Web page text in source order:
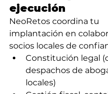
ejecución
NeoRetos coordina tu
implantación en
socios locales de
Constitución legal
despachos de
locales)